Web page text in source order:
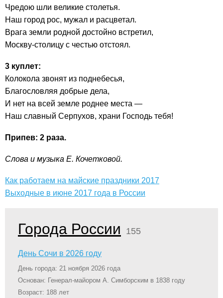
Чредою шли великие столетья.
Наш город рос, мужал и расцветал.
Врага земли родной достойно встретил,
Москву-столицу с честью отстоял.
3 куплет:
Колокола звонят из поднебесья,
Благословляя добрые дела,
И нет на всей земле роднее места —
Наш славный Серпухов, храни Господь тебя!
Припев: 2 раза.
Слова и музыка Е. Кочетковой.
Как работаем на майские праздники 2017
Выходные в июне 2017 года в России
Города России 155
День Сочи в 2026 году
День города: 21 ноября 2026 года
Основан: Генерал-майором А. Симборским в 1838 году
Возраст: 188 лет